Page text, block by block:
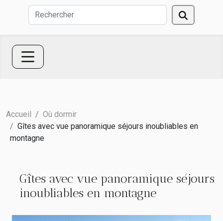
Accueil
Où dormir
Gîtes avec vue panoramique séjours inoubliables en
montagne
Gîtes avec vue panoramique séjours
inoubliables en montagne